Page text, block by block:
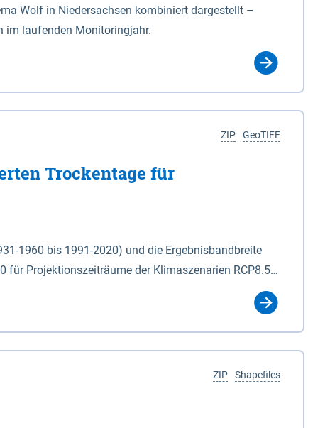
Wolf in Niedersachsen kombiniert dargestellt –
im laufenden Monitoringjahr.
GeoTIFF
ZIP
Trockentage für
1960 bis 1991-2020) und die Ergebnisbandbreite
Projektionszeiträume der Klimaszenarien RCP8.5
(Mai - Okt.) - hwi: Hydrologisches Winterhalbjahr
Klassifizierung der Rasterdaten mit Klassenname und
Shapefiles
ZIP